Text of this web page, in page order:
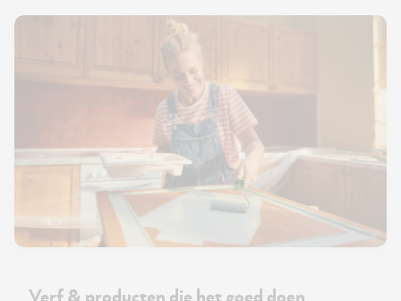
Verf & producten die het goed doen